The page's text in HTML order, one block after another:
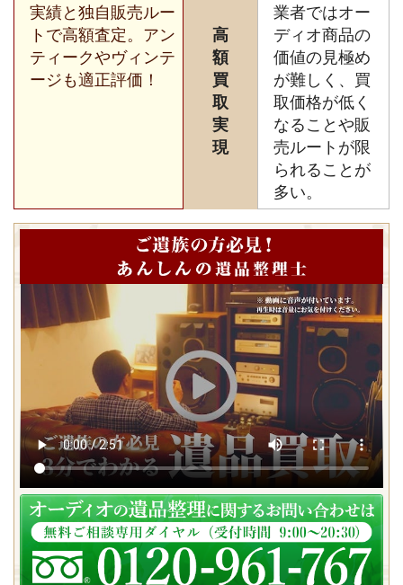
実績と独自販売ルー
トで高額査定。アン
ティークやヴィンテ
ージも適正評価！
高
額
買
取
実
現
業者ではオー
ディオ商品の
価値の見極め
が難しく、買
取価格が低く
なることや販
売ルートが限
られることが
多い。